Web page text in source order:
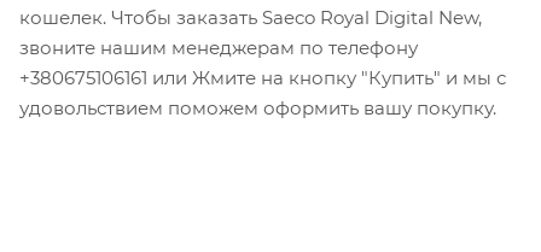
кошелек. Чтобы заказать Saeco Royal Digital New,
звоните нашим менеджерам по телефону
+380675106161 или Жмите на кнопку "Купить" и мы с
удовольствием поможем оформить вашу покупку.